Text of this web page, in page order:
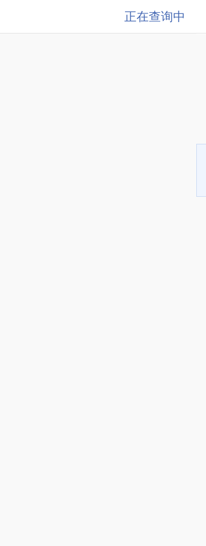
正在查询中